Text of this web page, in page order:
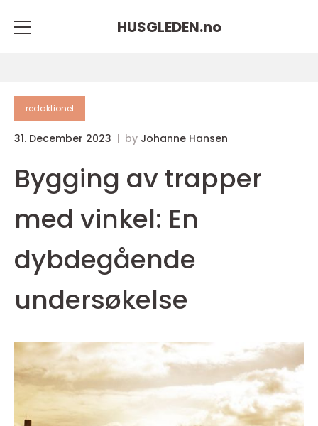
HUSGLEDEN.no
redaktionel
31. December 2023 by Johanne Hansen
Bygging av trapper
med vinkel: En
dybdegående
undersøkelse